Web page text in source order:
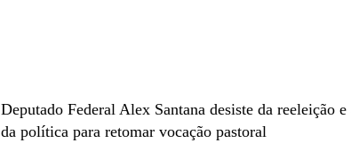
Deputado Federal Alex Santana desiste da reeleição e
da política para retomar vocação pastoral